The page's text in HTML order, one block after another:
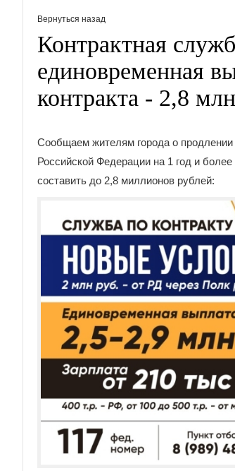
Вернуться назад
Контрактная
единовременная
контракта - 2,8
Сообщаем жителям города о
Российской Федерации на 1 год и
составить до 2,8 миллионов рублей: